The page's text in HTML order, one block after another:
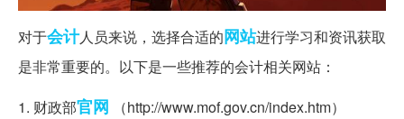
对于会计人员来说，选择合适的网站进行学习和资讯获取
是非常重要的。以下是一些推荐的会计相关网站：
1. 财政部官网 （http://www.mof.gov.cn/index.htm）